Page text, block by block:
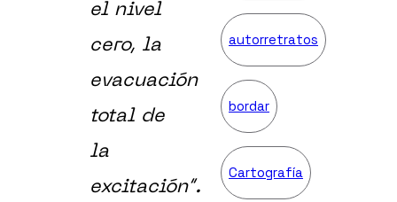
el nivel
cero, la
evacuación
total de
la
excitación”.
autorretratos
bordar
Cartografía